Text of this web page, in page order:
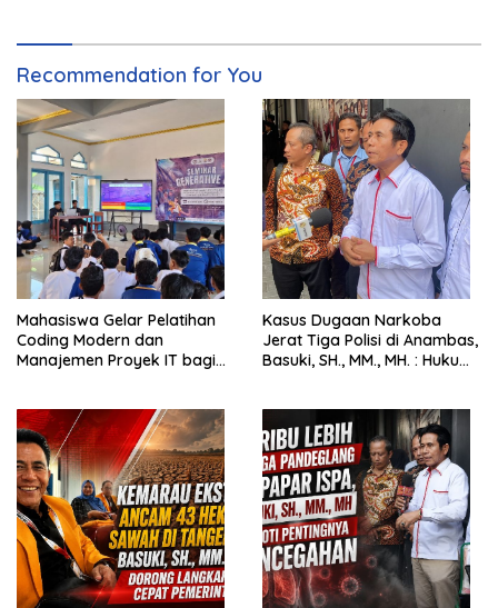
Recommendation for You
Mahasiswa Gelar Pelatihan
Coding Modern dan
Manajemen Proyek IT bagi
Kasus Dugaan Narkoba
Jerat Tiga Polisi di Anambas,
Basuki, SH., MM., MH. : Hukum